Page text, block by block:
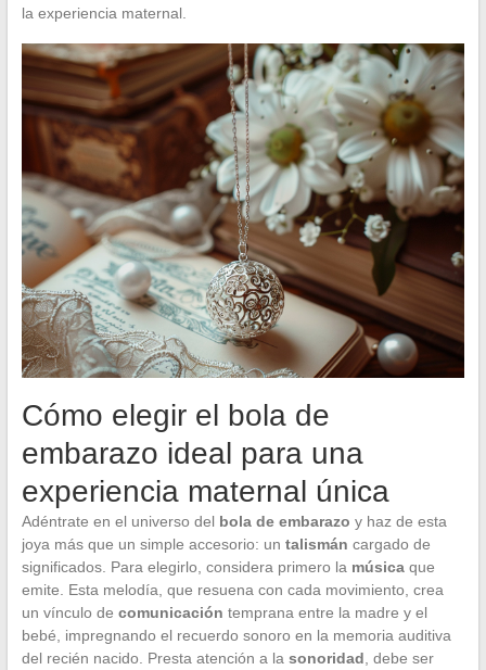
la experiencia maternal.
Cómo elegir el bola de
embarazo ideal para una
experiencia maternal única
Adéntrate en el universo del bola de embarazo y haz de esta
joya más que un simple accesorio: un talismán cargado de
significados. Para elegirlo, considera primero la músicaque
emite. Esta melodía, que resuena con cada movimiento, crea
un vínculo de comunicación temprana entre la madre y el
bebé, impregnando el recuerdo sonoro en la memoria auditiva
del recién nacido. Presta atención a la sonoridad , debe ser